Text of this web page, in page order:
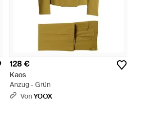
128 €
Kaos
Anzug - Grün
VonYOOX